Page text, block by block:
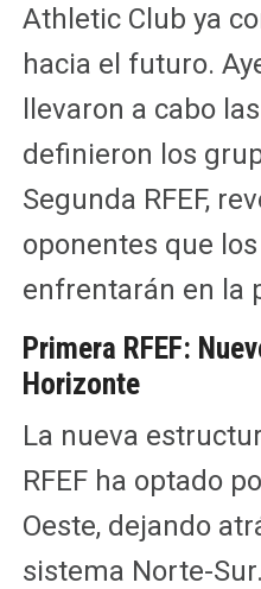
Athletic Club ya
hacia el futuro.
llevaron a cabo
definieron los
Segunda RFEF,
oponentes que
enfrentarán en la
Primera RFEF:
Horizonte
La nueva
RFEF ha optado
Oeste, dejando
sistema Norte-